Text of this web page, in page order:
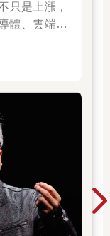
的經驗。
直說」的翻轉思
成立。
只是上漲，
體、雲端運
台灣憑藉晶
有一個名字
他正在定義
球晶片製造
記憶體與伺
帶動企業獲
市行情，而
產業分工，
。